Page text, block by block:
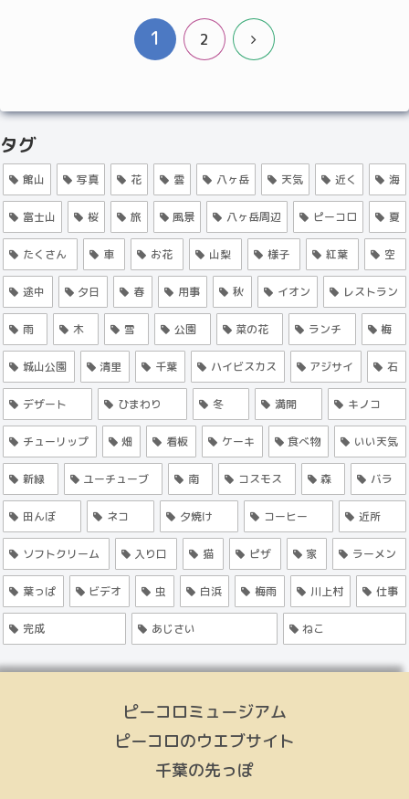
1 2
次
タグ
館山 写真 花 雲 八ヶ岳 天気 近く 海
富士山 桜 旅 風景 八ヶ岳周辺 ピーコロ 夏
たくさん 車 お花 山梨 様子 紅葉 空
途中 夕日 春 用事 秋 イオン レストラン
雨 木 雪 公園 菜の花 ランチ 梅
城山公園 清里 千葉 ハイビスカス アジサイ 石
デザート ひまわり 冬 満開 キノコ
チューリップ 畑 看板 ケーキ 食べ物 いい天気
新緑 ユーチューブ 南 コスモス 森 バラ
田んぼ ネコ 夕焼け コーヒー 近所
ソフトクリーム 入り口 猫 ピザ 家 ラーメン
葉っぱ ビデオ 虫 白浜 梅雨 川上村 仕事
完成 あじさい ねこ
ピーコロミュージアム
ピーコロのウエブサイト
千葉の先っぽ